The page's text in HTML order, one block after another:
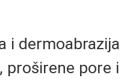
i dermoabrazija
proširene pore i